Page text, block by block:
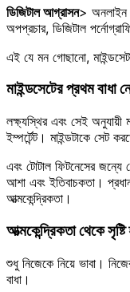
ডিজিটাল আগ্রাসন> অনলাইন
অপপ্রচার, ডিজিটাল
এই যে মন গোছানো,
মাইন্ডসেটের প্রথম বাধা
লক্ষ্যস্থির এবং সেই অনুযায়ী
ইম্পর্টেন্ট। মাইন্ডটাকে সেট
এবং টোটাল ফিটনেসের
আশা এবং ইতিবাচকতা।
আত্মকেন্দ্রিকতা।
আত্মকেন্দ্রিকতা থেকে
শুধু নিজেকে নিয়ে ভাবা।
বাধা।